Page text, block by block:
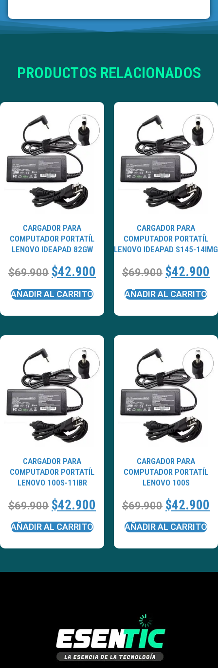
PRODUCTOS RELACIONADOS
CARGADOR PARA
COMPUTADOR PORTATÍL
LENOVO IDEAPAD 82GW
$69.900 $42.900
AÑADIR AL CARRITO
CARGADOR PARA
COMPUTADOR PORTATÍL
LENOVO IDEAPAD S145-14IMG
$69.900 $42.900
AÑADIR AL CARRITO
CARGADOR PARA
COMPUTADOR PORTATÍL
LENOVO 100S-11IBR
$69.900 $42.900
AÑADIR AL CARRITO
CARGADOR PARA
COMPUTADOR PORTATÍL
LENOVO 100S
$69.900 $42.900
AÑADIR AL CARRITO